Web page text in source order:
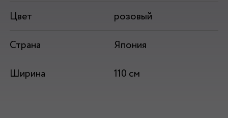
Цвет
розовый
Страна
Япония
Ширина
110 см